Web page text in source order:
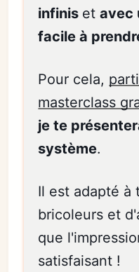
infinis etavec
facile à
Pour cela,
masterclass
je te
système.
Il est adapté à
bricoleurs et
que
satisfaisant !